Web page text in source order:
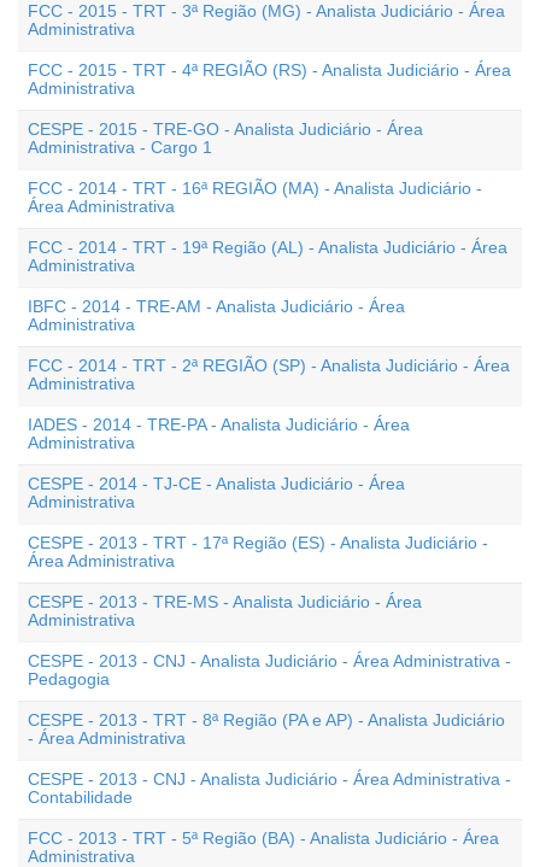
FCC - 2015 - TRT - 3ª Região (MG) - Analista Judiciário - Área
Administrativa
FCC - 2015 - TRT - 4ª REGIÃO (RS) - Analista Judiciário - Área
Administrativa
CESPE - 2015 - TRE-GO - Analista Judiciário - Área
Administrativa - Cargo 1
FCC - 2014 - TRT - 16ª REGIÃO (MA) - Analista Judiciário -
Área Administrativa
FCC - 2014 - TRT - 19ª Região (AL) - Analista Judiciário - Área
Administrativa
IBFC - 2014 - TRE-AM - Analista Judiciário - Área
Administrativa
FCC - 2014 - TRT - 2ª REGIÃO (SP) - Analista Judiciário - Área
Administrativa
IADES - 2014 - TRE-PA - Analista Judiciário - Área
Administrativa
CESPE - 2014 - TJ-CE - Analista Judiciário - Área
Administrativa
CESPE - 2013 - TRT - 17ª Região (ES) - Analista Judiciário -
Área Administrativa
CESPE - 2013 - TRE-MS - Analista Judiciário - Área
Administrativa
CESPE - 2013 - CNJ - Analista Judiciário - Área Administrativa -
Pedagogia
CESPE - 2013 - TRT - 8ª Região (PA e AP) - Analista Judiciário
- Área Administrativa
CESPE - 2013 - CNJ - Analista Judiciário - Área Administrativa -
Contabilidade
FCC - 2013 - TRT - 5ª Região (BA) - Analista Judiciário - Área
Administrativa